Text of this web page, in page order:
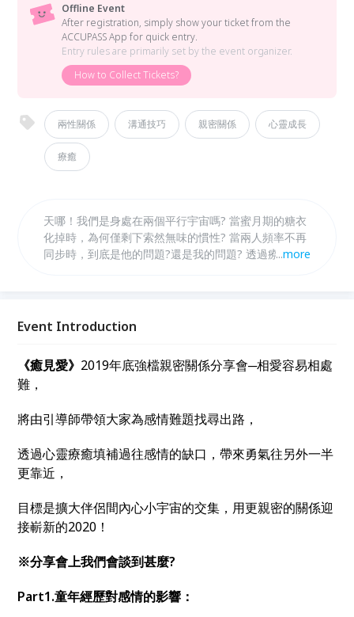
Offline Event
After registration, simply show your ticket from the
ACCUPASS App for quick entry.
Entry rules are primarily set by the event organizer.
How to Collect Tickets?
兩性關係 溝通技巧 親密關係 心靈成長
療癒
天哪！我們是身處在兩個平行宇宙嗎? 當蜜月期的糖衣
化掉時，為何僅剩下索然無味的慣性? 當兩人頻率不再
同步時，到底是他的問題?還是我的問題? 透過療癒分
...more
Event Introduction
《癒見愛》 2019年底強檔親密關係分享會─相愛容易相處
難，
將由引導師帶領大家為感情難題找尋出路，
透過心靈療癒填補過往感情的缺口，帶來勇氣往另外一半
更靠近，
目標是擴大伴侶間內心小宇宙的交集，用更親密的關係迎
接嶄新的2020 ！
※分享會上我們會談到甚麼?
Part1.童年經歷對感情的影響：